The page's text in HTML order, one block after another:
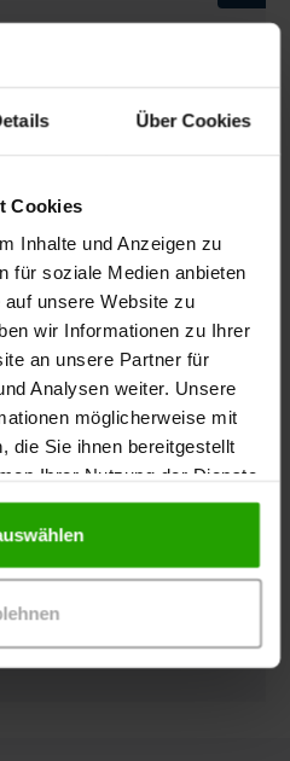
Über Cookies
Cookies
Inhalte und Anzeigen zu
für soziale Medien anbieten
unsere Website zu
wir Informationen zu Ihrer
an unsere Partner für
Analysen weiter. Unsere
möglicherweise mit
die Sie ihnen bereitgestellt
Ihrer Nutzung der Dienste
für
der
verantwortlich für die
im Rahmen der
Wundversorgung als